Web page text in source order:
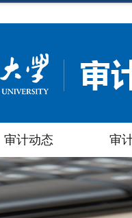
审计动态 审